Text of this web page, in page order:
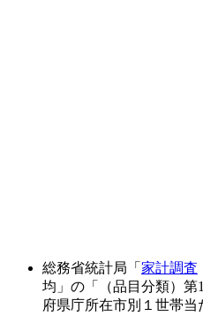
総務省統計局「 家計調査
均」の「（品目分類）
府県庁所在市別１世帯